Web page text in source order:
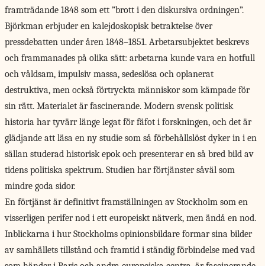
framträdande 1848 som ett ”brott i den diskursiva ordningen”.
Björkman erbjuder en kalejdoskopisk betraktelse över
pressdebatten under åren 1848–1851. Arbetarsubjektet beskrevs
och frammanades på olika sätt: arbetarna kunde vara en hotfull
och våldsam, impulsiv massa, sedeslösa och oplanerat
destruktiva, men också förtryckta människor som kämpade för
sin rätt. Materialet är fascinerande. Modern svensk politisk
historia har tyvärr länge legat för fäfot i forskningen, och det är
glädjande att läsa en ny studie som så förbehållslöst dyker in i en
sällan studerad historisk epok och presenterar en så bred bild av
tidens politiska spektrum. Studien har förtjänster såväl som
mindre goda sidor.
En förtjänst är definitivt framställningen av Stockholm som en
visserligen perifer nod i ett europeiskt nätverk, men ändå en nod.
Inblickarna i hur Stockholms opinionsbildare formar sina bilder
av samhällets tillstånd och framtid i ständig förbindelse med vad